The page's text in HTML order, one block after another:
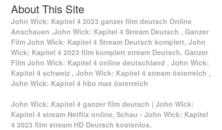
About This Site
John Wick: Kapitel 4 2023 ganzer film deutsch Online
Anschauen ,John Wick: Kapitel 4 Stream Deutsch , Ganzer
Film John Wick: Kapitel 4 Stream Deutsch komplett, John
Wick: Kapitel 4 2023 film komplett stream Deutsch, Ganzer
Film John Wick: Kapitel 4 online deutschland , John Wick:
Kapitel 4 schweiz , John Wick: Kapitel 4 stream österreich ,
John Wick: Kapitel 4 hbo max österreich
John Wick: Kapitel 4 ganzer film deutsch | John Wick:
Kapitel 4 stream Netflix online, Schau - John Wick: Kapitel
4 2023 film stream HD Deutsch kostenlos.